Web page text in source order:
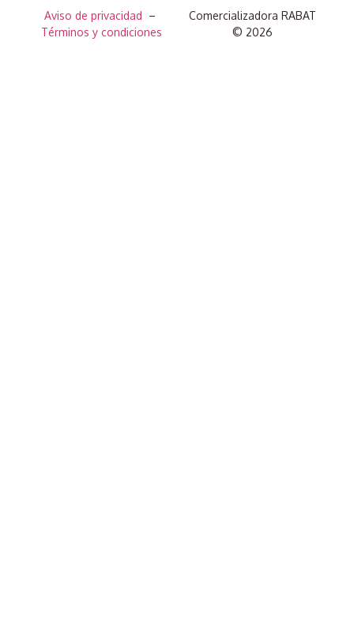
Aviso de privacidad –
Términos y condiciones
Comercializadora RABAT
© 2026